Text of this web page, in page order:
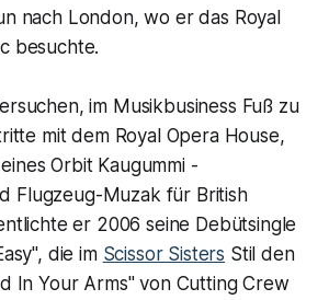
nach London, wo er das Royal
besuchte.
im Musikbusiness Fuß zu
mit dem Royal Opera House,
Orbit Kaugummi -
Flugzeug-Muzak für British
er 2006 seine Debütsingle
die im Scissor Sisters Stil den
In Your Arms" von Cutting Crew